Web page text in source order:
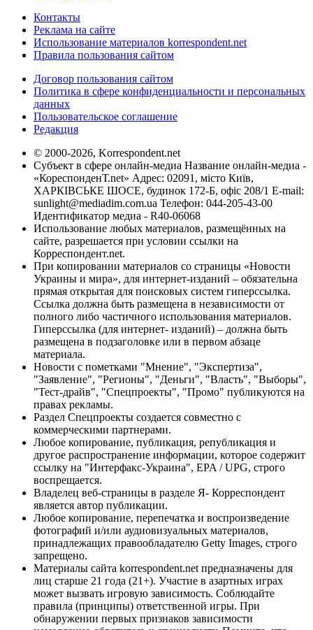
Контакты
Реклама на сайте
Использование материалов korrespondent.net
Правила пользования сайтом
Договор пользования сайтом
Политика в сфере конфиденциальности и персональных
данных
Пользовательское соглашение
Редакция
© 2000-2026, Korrespondent.net
Субъект в сфере онлайн-медиа Название онлайн-медиа -
«КореспонденТ.net» Адрес: 02091, місто Київ,
ХАРКІВСЬКЕ ШОСЕ, будинок 172-Б, офіс 208/1 E-mail:
sunlight@mediadim.com.ua Телефон: 044-205-43-00
Идентификатор медиа - R40-06068
Использование любых материалов, размещённых на
сайте, разрешается при условии ссылки на
Корреспондент.net.
При копировании материалов со страницы «Новости
Украины и мира», для интернет-изданий – обязательна
прямая открытая для поисковых систем гиперссылка.
Ссылка должна быть размещена в независимости от
полного либо частичного использования материалов.
Гиперссылка (для интернет- изданий) – должна быть
размещена в подзаголовке или в первом абзаце
материала.
Новости с пометками "Мнение", "Экспертиза",
"Заявление", "Регионы", "Деньги", "Власть", "Выборы",
"Тест-драйв", "Спецпроекты", "Промо" публикуются на
правах рекламы.
Раздел Спецпроекты создается совместно с
коммерческими партнерами.
Любое копирование, публикация, републикация и
другое распространение информации, которое содержит
ссылку на "Интерфакс-Украина", EPA / UPG, строго
воспрещается.
Владелец веб-страницы в разделе Я- Корреспондент
является автор публикации.
Любое копирование, перепечатка и воспроизведение
фотографий и/или аудиовизуальных материалов,
принадлежащих правообладателю Getty Images, строго
запрещено.
Материалы сайта korrespondent.net предназначены для
лиц старше 21 года (21+). Участие в азартных играх
может вызвать игровую зависимость. Соблюдайте
правила (принципы) ответственной игры. При
обнаружении первых признаков зависимости